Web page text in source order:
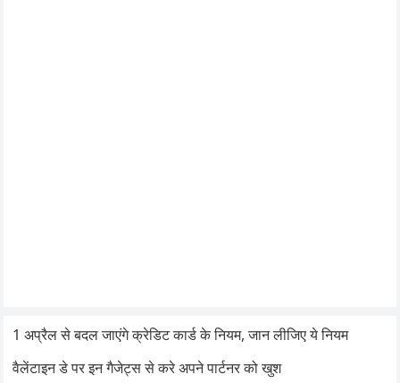
1 अप्रैल से बदल जाएंगे क्रेडिट कार्ड के नियम, जान लीजिए ये नियम
वैलेंटाइन डे पर इन गैजेट्स से करे अपने पार्टनर को खुश